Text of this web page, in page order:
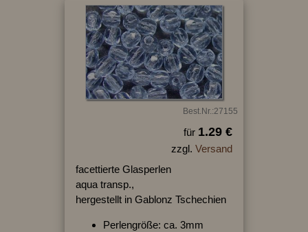
Best.Nr.:27155
für 1.29 €
zzgl. Versand
facettierte Glasperlen
aqua transp.,
hergestellt in Gablonz Tschechien
Perlengröße: ca. 3mm